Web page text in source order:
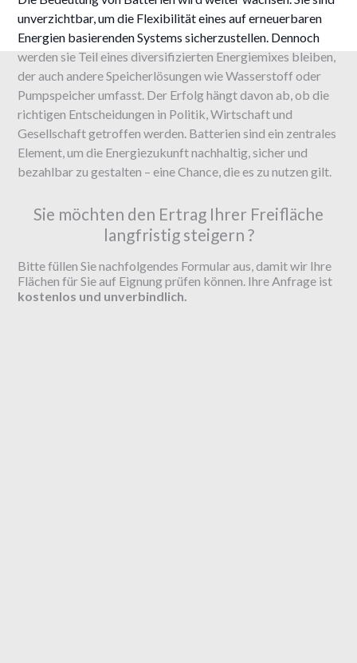
unverzichtbar, um die Flexibilität eines auf erneuerbaren
Energien basierenden Systems sicherzustellen. Dennoch
werden sie Teil eines diversifizierten Energiemixes bleiben,
der auch andere Speicherlösungen wie Wasserstoff oder
Pumpspeicher umfasst. Der Erfolg hängt davon ab, ob die
richtigen Entscheidungen in Politik, Wirtschaft und
Gesellschaft getroffen werden. Batterien sind ein zentrales
Element, um die Energiezukunft nachhaltig, sicher und
bezahlbar zu gestalten – eine Chance, die es zu nutzen gilt.
Sie möchten den Ertrag Ihrer Freifläche
langfristig steigern ?
Bitte füllen Sie nachfolgendes Formular aus, damit wir Ihre
Flächen für Sie auf Eignung prüfen können. Ihre Anfrage ist
kostenlos und unverbindlich.